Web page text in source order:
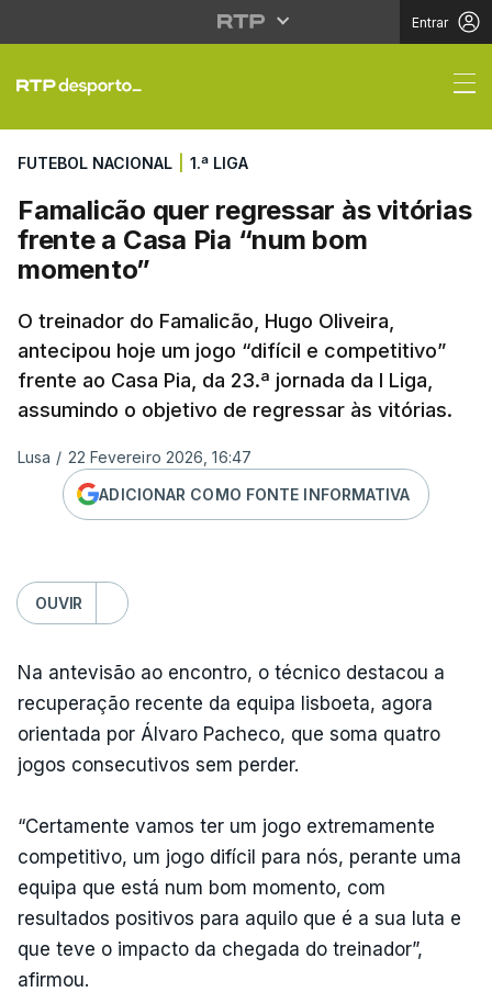
Entrar
Famalicão quer
FUTEBOL NACIONAL 1.ª LIGA
Famalicão quer regressar às vitórias
frente a Casa Pia “num bom
momento”
O treinador do Famalicão, Hugo Oliveira,
antecipou hoje um jogo “difícil e competitivo”
frente ao Casa Pia, da 23.ª jornada da I Liga,
assumindo o objetivo de regressar às vitórias.
Lusa / 22 Fevereiro 2026, 16:47
ADICIONAR COMO FONTE INFORMATIVA
OUVIR
Na antevisão ao encontro, o técnico destacou a
recuperação recente da equipa lisboeta, agora
orientada por Álvaro Pacheco, que soma quatro
jogos consecutivos sem perder.
“Certamente vamos ter um jogo extremamente
competitivo, um jogo difícil para nós, perante uma
equipa que está num bom momento, com
resultados positivos para aquilo que é a sua luta e
que teve o impacto da chegada do treinador”,
afirmou.